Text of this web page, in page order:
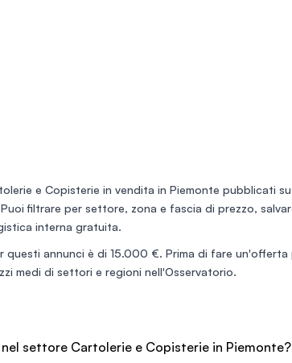
e Copisterie in vendita in Piemonte pubblicati
filtrare per settore, zona e fascia di prezzo,
interna gratuita.
questi annunci è di 15.000 €. Prima di fare
medi di settori e regioni nell'Osservatorio.
settore Cartolerie e Copisterie in Piemonte?